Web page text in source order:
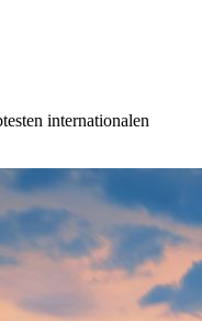
internationalen